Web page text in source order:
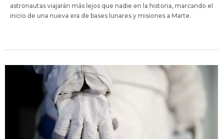
astronautas viajarán más lejos que nadie en la historia, marcando el
inicio de una nueva era de bases lunares y misiones a Marte.